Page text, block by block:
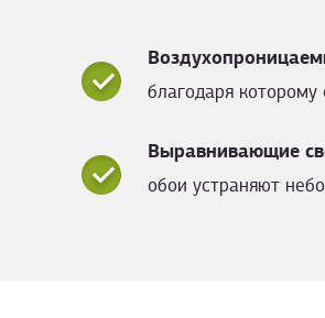
благодаря
Выравнивающие
обои устраняют